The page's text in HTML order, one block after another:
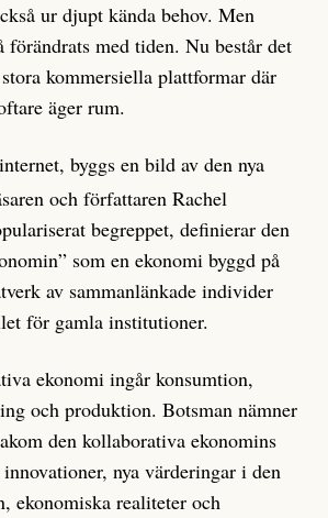
ur djupt kända behov. Men
förändrats med tiden. Nu består det
kommersiella plattformar där
äger rum.
byggs en bild av den nya
och författaren Rachel
begreppet, definierar den
som en ekonomi byggd på
av sammanlänkade individer
för gamla institutioner.
ekonomi ingår konsumtion,
och produktion. Botsman nämner
den kollaborativa ekonomins
nya värderingar i den
ekonomiska realiteter och